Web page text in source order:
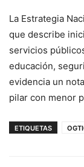
La Estrategia
que describe
servicios
educación,
evidencia un
pilar con menor
ETIQUETAS